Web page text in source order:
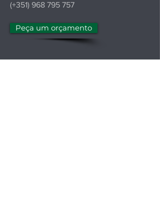
(+351) 968 795 757
Peça um orçamento